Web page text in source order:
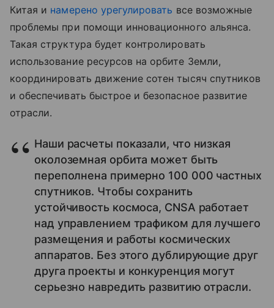
Китая и намерено урегулировать все возможные
проблемы при помощи инновационного альянса.
Такая структура будет контролировать
использование ресурсов на орбите Земли,
координировать движение сотен тысяч спутников
и обеспечивать быстрое и безопасное развитие
отрасли.
Наши расчеты показали, что низкая
околоземная орбита может быть
переполнена примерно 100 000 частных
спутников. Чтобы сохранить
устойчивость космоса, CNSA работает
над управлением трафиком для лучшего
размещения и работы космических
аппаратов. Без этого дублирующие друг
друга проекты и конкуренция могут
серьезно навредить развитию отрасли.